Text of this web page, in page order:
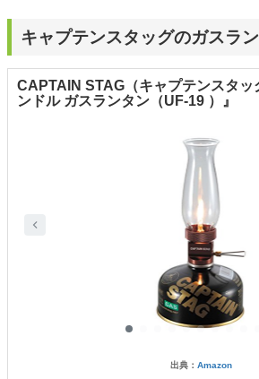
キャプテンスタッグのガスラ
CAPTAIN STAG（キャプテンスタッ
ンドル ガスランタン（UF-19 ）』
出典： Amazon